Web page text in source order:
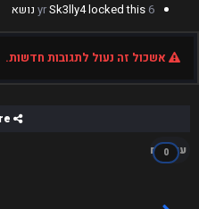
6 yr
Sk3lly4locked this נושא
אשכול זה נעול לתגובות חדשות.
עוקבים
0